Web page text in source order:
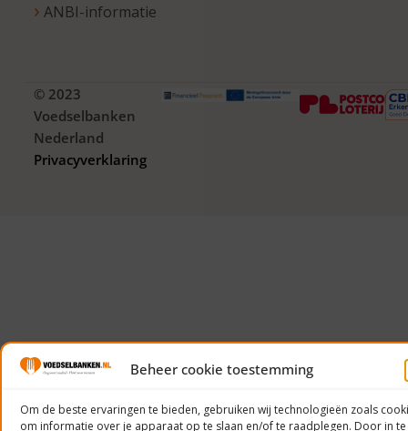
Beheer cookie toestemming
Om de beste ervaringen te bieden, gebruiken wij technologieën zoals
om informatie over je apparaat op te slaan en/of te raadplegen. Door in te
ANBI-informatie
© 2023
Voedselbanken
Nederland
Privacyverklaring